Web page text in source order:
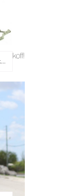
GIVEAWAY: Rebecca Minkoff Bag!